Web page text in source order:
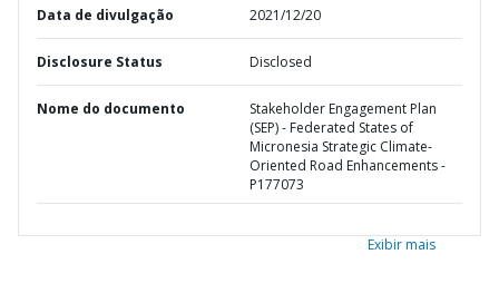
Data de divulgação 2021/12/20
Disclosure Status Disclosed
Nome do documento
Stakeholder Engagement Plan
(SEP) - Federated States of
Micronesia Strategic Climate-
Oriented Road Enhancements -
P177073
Exibir mais